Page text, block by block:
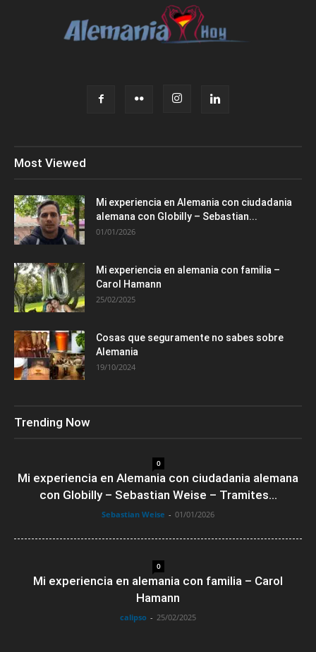
Most Viewed
Mi experiencia en Alemania con ciudadania
alemana con Globilly – Sebastian...
01/01/2026
Mi experiencia en alemania con familia –
Carol Hamann
25/02/2025
Cosas que seguramente no sabes sobre
Alemania
19/10/2024
Trending Now
0
Mi experiencia en Alemania con ciudadania alemana
con Globilly – Sebastian Weise – Tramites...
Sebastian Weise - 01/01/2026
0
Mi experiencia en alemania con familia – Carol
Hamann
calipso - 25/02/2025